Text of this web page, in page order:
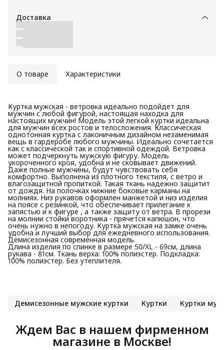
Доставка
О товаре Характеристики
Куртка мужская - ветровка идеально подойдет для
мужчин с любой фигурой, настоящая находка для
настоящих мужчин! Модель этой легкой куртки идеальна
для мужчин всех ростов и телосложения. Классическая
однотонная куртка с лаконичным дизайном незаменимая
вещь в гардеробе любого мужчины. Идеально сочетается
как с классической так и спортивной одеждой. Ветровка
может подчеркнуть мужскую фигуру. Модель
укороченного кроя, удобна и не сковывает движений.
Даже полные мужчины, будут чувствовать себя
комфортно. Выполнена из плотного текстиля, с ветро и
влагозащитной пропиткой. Такая ткань надежно защитит
от дождя. На полочках нижние боковые карманы на
молниях. Низ рукавов оформлен манжетой и низ изделия
на поясе с резинкой, что обеспечивает прилегание к
запястью и к фигуре , а также защиту от ветра. В прорези
на молнии стойки воротника - прячется капюшон, что
очень нужно в непогоду. Куртка мужская на замке очень
удобна и лучший выбор для ежедневного использования.
Демисезонная современная модель.
Длина изделия по спинке в размере 50/XL - 69см, длина
рукава - 81см. Ткань верха: 100% полиэстер. Подкладка:
100% полиэстер. Без утеплителя.
Демисезонные мужские куртки Куртки Куртки
Ждем Вас в нашем фирменном
магазине в Москве!